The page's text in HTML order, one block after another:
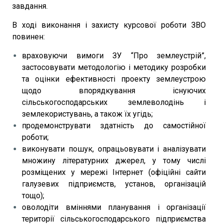
завдання.
В ході виконання і захисту курсової роботи ЗВО
повинен:
враховуючи вимоги ЗУ “Про землеустрій”,
застосовувати методологію і методику розробки
та оцінки ефективності проекту землеустрою
щодо впорядкування існуючих
сільськогосподарських землеволодінь і
землекористувань, а також їх угідь;
продемонструвати здатність до самостійної
роботи;
виконувати пошук, опрацьовувати і аналізувати
множину літературних джерел, у тому числі
розміщених у мережі Інтернет (офіційні сайти
галузевих підприємств, установ, організацій
тощо);
оволодіти вміннями планування і організації
території сільськогосподарського підприємства